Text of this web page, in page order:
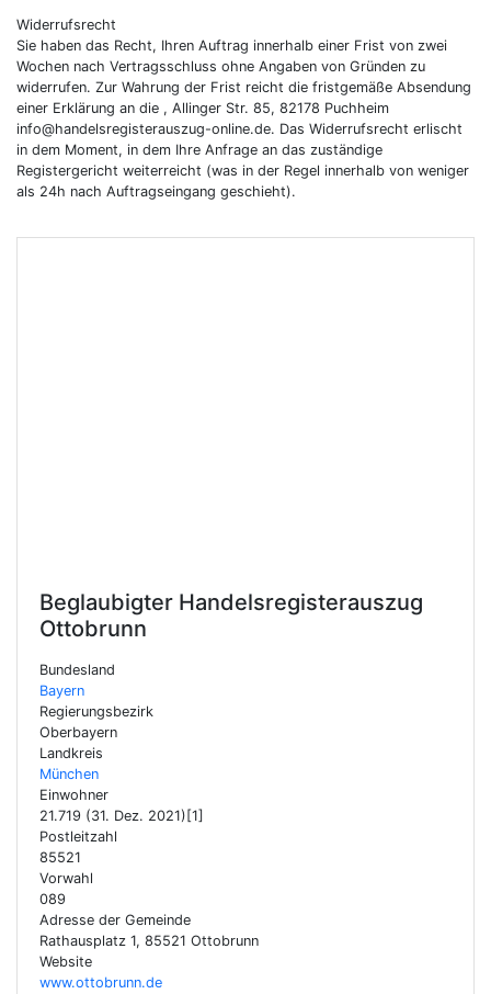
Beglaubigter Handelsregisterauszug
Ottobrunn
Bundesland
Bayern
Regierungsbezirk
Oberbayern
Landkreis
München
Einwohner
21.719 (31. Dez. 2021)[1]
Postleitzahl
85521
Vorwahl
089
Adresse der Gemeinde
Rathausplatz 1, 85521 Ottobrunn
Website
www.ottobrunn.de
Widerrufsrecht
Sie haben das Recht, Ihren Auftrag innerhalb einer Frist von zwei
Wochen nach Vertragsschluss ohne Angaben von Gründen zu
widerrufen. Zur Wahrung der Frist reicht die fristgemäße Absendung
einer Erklärung an die , Allinger Str. 85, 82178 Puchheim
info@handelsregisterauszug-online.de. Das Widerrufsrecht erlischt
in dem Moment, in dem Ihre Anfrage an das zuständige
Registergericht weiterreicht (was in der Regel innerhalb von weniger
als 24h nach Auftragseingang geschieht).